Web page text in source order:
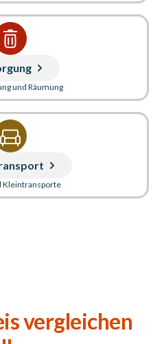
und Räumung
Kleintransporte
vergleichen